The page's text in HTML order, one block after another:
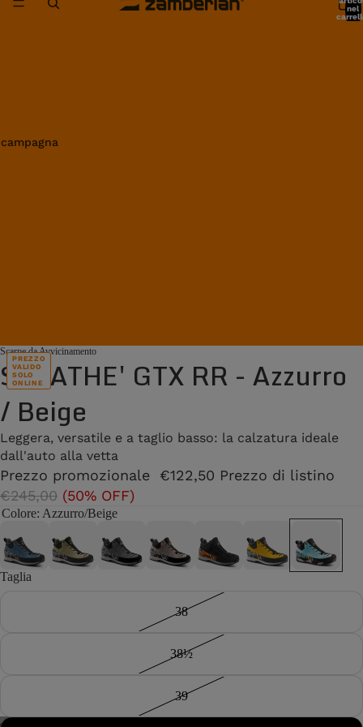
nel
PREZZO
VALIDO
SOLO
ONLINE
Scarpe da Avvicinamento
SALATHE' GTX RR - Azzurro
/ Beige
Leggera, versatile e a taglio basso: la calzatura ideale
dall'auto alla vetta
Prezzo promozionale €122,50 Prezzo di listino
€245,00 (50% OFF)
Colore: Azzurro/Beige
Taglia
38
38½
39